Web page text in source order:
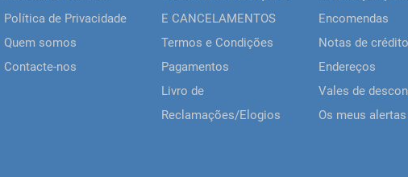
Política de Privacidade
Quem somos
Contacte-nos
E CANCELAMENTOS
Termos e Condições
Pagamentos
Livro de
Reclamações/Elogios
Encomendas
Notas de crédito
Endereços
Vales de
Os meus alertas